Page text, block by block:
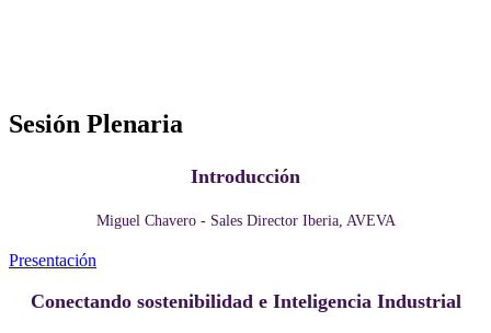
Sesión Plenaria
Introducción
Miguel Chavero - Sales Director Iberia, AVEVA
Presentación
Conectando sostenibilidad e Inteligencia Industrial